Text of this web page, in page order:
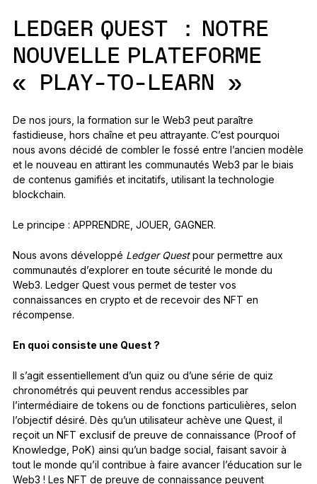
LEDGER QUEST : NOTRE
NOUVELLE PLATEFORME
« PLAY-TO-LEARN »
De nos jours, la formation sur le Web3 peut paraître
fastidieuse, hors chaîne et peu attrayante. C’est pourquoi
nous avons décidé de combler le fossé entre l’ancien modèle
et le nouveau en attirant les communautés Web3 par le biais
de contenus gamifiés et incitatifs, utilisant la technologie
blockchain.
Le principe : APPRENDRE, JOUER, GAGNER.
Nous avons développé Ledger Questpour permettre aux
communautés d’explorer en toute sécurité le monde du
Web3. Ledger Quest vous permet de tester vos
connaissances en crypto et de recevoir des NFT en
récompense.
En quoi consiste une Quest ?
Il s’agit essentiellement d’un quiz ou d’une série de quiz
chronométrés qui peuvent rendus accessibles par
l’intermédiaire de tokens ou de fonctions particulières, selon
l’objectif désiré. Dès qu’un utilisateur achève une Quest, il
reçoit un NFT exclusif de preuve de connaissance (Proof of
Knowledge, PoK) ainsi qu’un badge social, faisant savoir à
tout le monde qu’il contribue à faire avancer l’éducation sur le
Web3 ! Les NFT de preuve de connaissance peuvent